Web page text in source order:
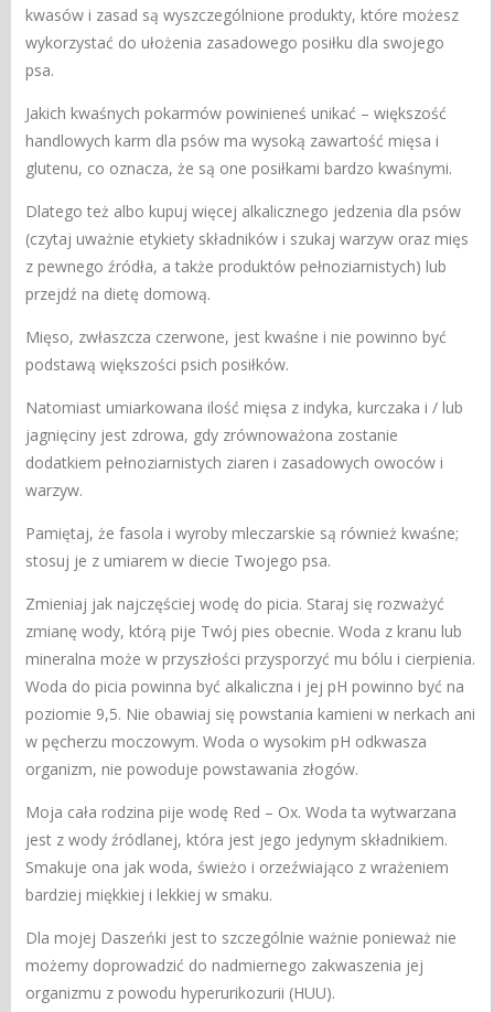
kwasów i zasad są wyszczególnione produkty, które możesz
wykorzystać do ułożenia zasadowego posiłku dla swojego
psa.
Jakich kwaśnych pokarmów powinieneś unikać – większość
handlowych karm dla psów ma wysoką zawartość mięsa i
glutenu, co oznacza, że ​są one posiłkami bardzo kwaśnymi.
Dlatego też albo kupuj więcej alkalicznego jedzenia dla psów
(czytaj uważnie etykiety składników i szukaj warzyw oraz mięs
z pewnego źródła, a także produktów pełnoziarnistych) lub
przejdź na dietę domową.
Mięso, zwłaszcza czerwone, jest kwaśne i nie powinno być
podstawą większości psich posiłków.
Natomiast umiarkowana ilość mięsa z indyka, kurczaka i / lub
jagnięciny jest zdrowa, gdy zrównoważona zostanie
dodatkiem pełnoziarnistych ziaren i zasadowych owoców i
warzyw.
Pamiętaj, że fasola i wyroby mleczarskie są również kwaśne;
stosuj je z umiarem w diecie Twojego psa.
Zmieniaj jak najczęściej wodę do picia. Staraj się rozważyć
zmianę wody, którą pije Twój pies obecnie. Woda z kranu lub
mineralna może w przyszłości przysporzyć mu bólu i cierpienia.
Woda do picia powinna być alkaliczna i jej pH powinno być na
poziomie 9,5. Nie obawiaj się powstania kamieni w nerkach ani
w pęcherzu moczowym. Woda o wysokim pH odkwasza
organizm, nie powoduje powstawania złogów.
Moja cała rodzina pije wodę Red – Ox. Woda ta wytwarzana
jest z wody źródlanej, która jest jego jedynym składnikiem.
Smakuje ona jak woda, świeżo i orzeźwiająco z wrażeniem
bardziej miękkiej i lekkiej w smaku.
Dla mojej Daszeńki jest to szczególnie ważnie ponieważ nie
możemy doprowadzić do nadmiernego zakwaszenia jej
organizmu z powodu hyperurikozurii (HUU).